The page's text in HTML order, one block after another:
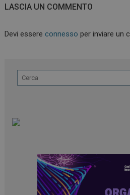
LASCIA UN COMMENTO
Devi essereconnesso per inviare un